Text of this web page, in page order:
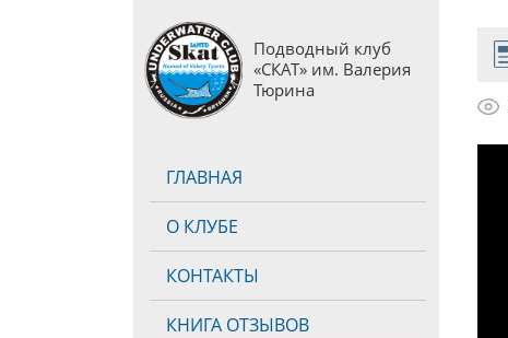
Подводный клуб
«СКАТ» им. Валерия
Тюрина
ГЛАВНАЯ
О КЛУБЕ
КОНТАКТЫ
КНИГА ОТЗЫВОВ